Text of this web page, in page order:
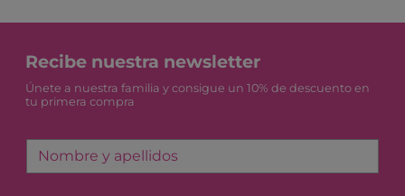
Recibe nuestra newsletter
Únete a nuestra familia y consigue un 10% de descuento en
tu primera compra
Nombre y apellidos